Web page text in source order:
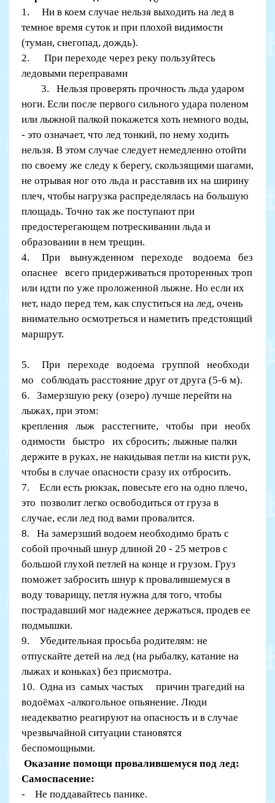
1. Ни в коем случае нельзя выходить на лед в
темное время суток и при плохой видимости
(туман, снегопад, дождь).
2. При переходе через реку пользуйтесь
ледовыми переправами
3. Нельзя проверять прочность льда ударом
ноги. Если после первого сильного удара поленом
или лыжной палкой покажется хоть немного воды,
- это означает, что лед тонкий, по нему ходить
нельзя. В этом случае следует немедленно отойти
по своему же следу к берегу, скользящими шагами,
не отрывая ног ото льда и расставив их на ширину
плеч, чтобы нагрузка распределялась на большую
площадь. Точно так же поступают при
предостерегающем потрескивании льда и
образовании в нем трещин.
4. При вынужденном переходе водоема без
опаснее всего придерживаться проторенных троп
или идти по уже проложенной лыжне. Но если их
нет, надо перед тем, как спуститься на лед, очень
внимательно осмотреться и наметить предстоящий
маршрут.
5. При переходе водоема группой необходи
мо соблюдать расстояние друг от друга (5-6 м).
6. Замерзшую реку (озеро) лучше перейти на
лыжах, при этом:
крепления лыж расстегните, чтобы при необх
одимости быстро их сбросить; лыжные палки
держите в руках, не накидывая петли на кисти рук,
чтобы в случае опасности сразу их отбросить.
7. Если есть рюкзак, повесьте его на одно плечо,
это позволит легко освободиться от груза в
случае, если лед под вами провалится.
8. На замерзший водоем необходимо брать с
собой прочный шнур длиной 20 - 25 метров с
большой глухой петлей на конце и грузом. Груз
поможет забросить шнур к провалившемуся в
воду товарищу, петля нужна для того, чтобы
пострадавший мог надежнее держаться, продев ее
подмышки.
9. Убедительная просьба родителям: не
отпускайте детей на лед (на рыбалку, катание на
лыжах и коньках) без присмотра.
10. Одна из самых частых причин трагедий на
водоёмах -алкогольное опьянение. Люди
неадекватно реагируют на опасность и в случае
чрезвычайной ситуации становятся
беспомощными.
Оказание помощи провалившемуся под лед:
Самоспасение:
- Не поддавайтесь панике.